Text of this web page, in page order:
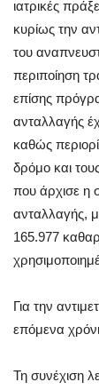
ιατρικές
κυρίως την
του
περιποίηση
επίσης
ανταλλαγής
καθώς
δρόμο και
που άρχισε η
ανταλλαγής,
165.977
Για την
επόμενα
Τη συνέχιση